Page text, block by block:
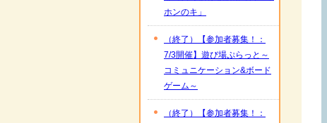
ホンのキ」
（終了）【参加者募集！：
7/3開催】遊び場ぷらっと～
コミュニケーション&ボード
ゲーム～
（終了）【参加者募集！：